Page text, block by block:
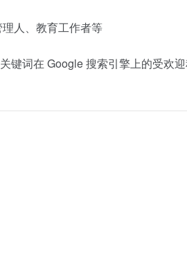
人、教育工作者等
键词在 Google 搜索引擎上的受欢